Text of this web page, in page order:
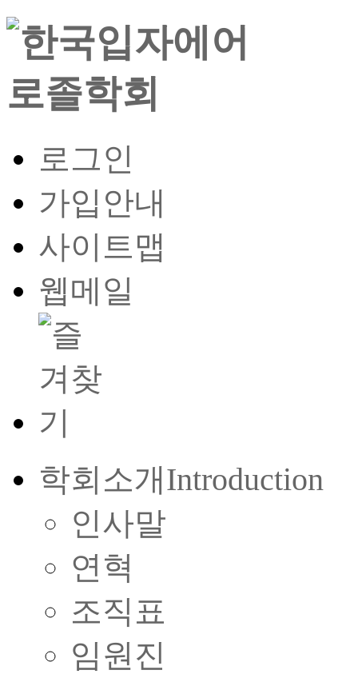
로그인
가입안내
사이트맵
웹메일
학회소개Introduction
인사말
연혁
조직표
임원진